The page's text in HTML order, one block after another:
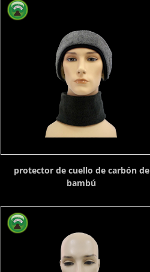
protector de cuello de carbón de
bambú